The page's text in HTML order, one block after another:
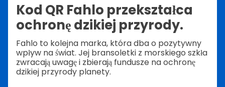
Kod QR Fahlo przekształca
ochronę dzikiej przyrody.
Fahlo to kolejna marka, która dba o pozytywny
wpływ na świat. Jej bransoletki z morskiego szkła
zwracają uwagę i zbierają fundusze na ochronę
dzikiej przyrody planety.